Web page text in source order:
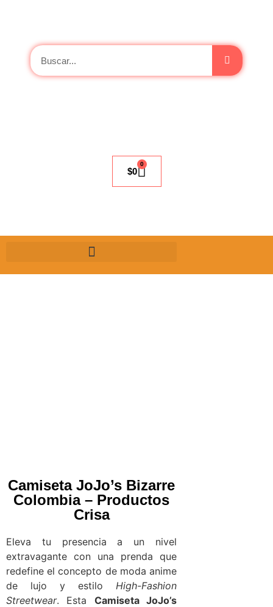
$0
0
Camiseta JoJo’s Bizarre
Colombia – Productos
Crisa
Eleva tu presencia a un nivel
extravagante con una prenda que
redefine el concepto de moda anime
de lujo y estilo High-Fashion
Streetwear. Esta Camiseta JoJo’s